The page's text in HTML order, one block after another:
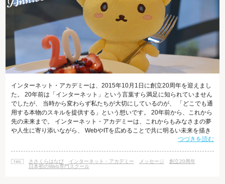
インターネット・アカデミーは、2015年10月1日に創立20周年を迎えまし
た。 20年前は「インターネット」という言葉すら満足に知られていません
でしたが、 当時から変わらず私たちが大切にしているのが、 「どこでも通
用する本物のスキルを提供する」という想いです。 20年前から、これから
先の未来まで。 インターネット・アカデミーは、これからもみなさまの夢
や人生に寄り添いながら、 WebやITを広めることで共に明るい未来を描き
続けてまいります。 これからもどうぞ、インターネット・アカデミーをよ
つづきを読む
ささくらはなび インターネット・アカデミー メッセージ
創立20周年
日本初のWeb専門スクール